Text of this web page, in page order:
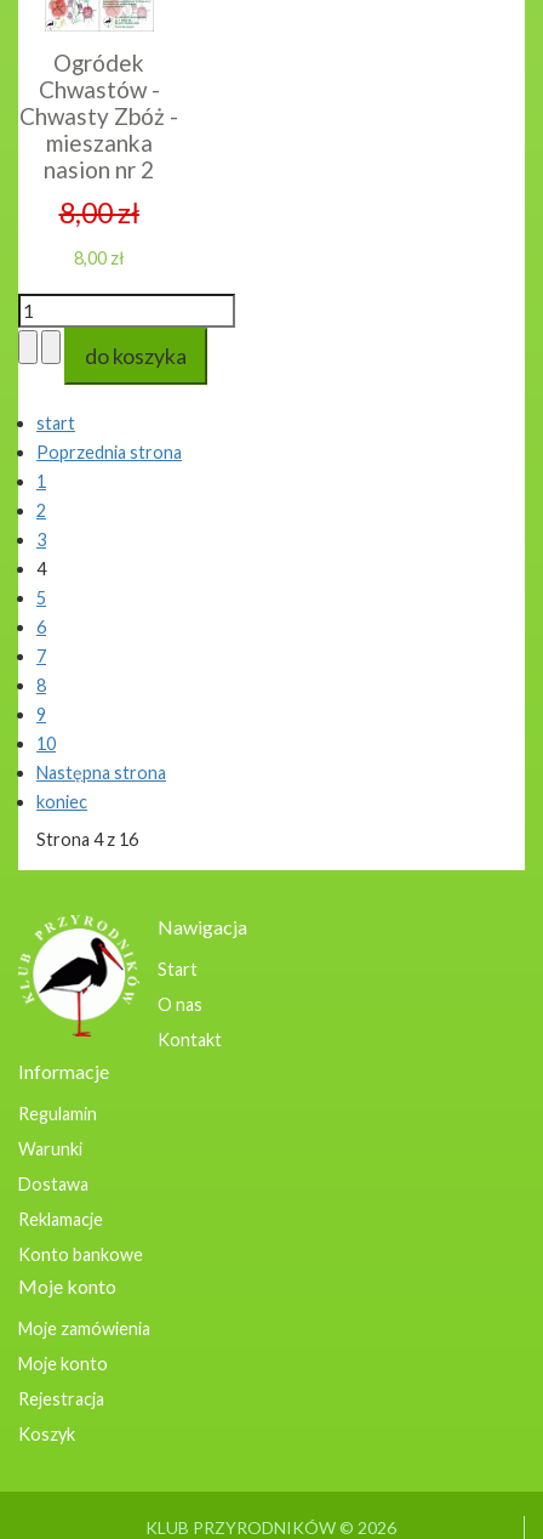
Ogródek
Chwastów -
Chwasty Zbóż -
mieszanka
nasion nr 2
8,00 zł
8,00 zł
start
Poprzednia strona
1
2
3
4
5
6
7
8
9
10
Następna strona
koniec
Strona 4 z 16
Nawigacja
Start
O nas
Kontakt
Informacje
Regulamin
Warunki
Dostawa
Reklamacje
Konto bankowe
Moje konto
Moje zamówienia
Moje konto
Rejestracja
Koszyk
KLUB PRZYRODNIKÓW © 2026